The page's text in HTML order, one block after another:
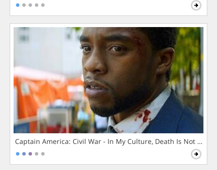
Captain America: Civil War - In My Culture, Death Is Not The